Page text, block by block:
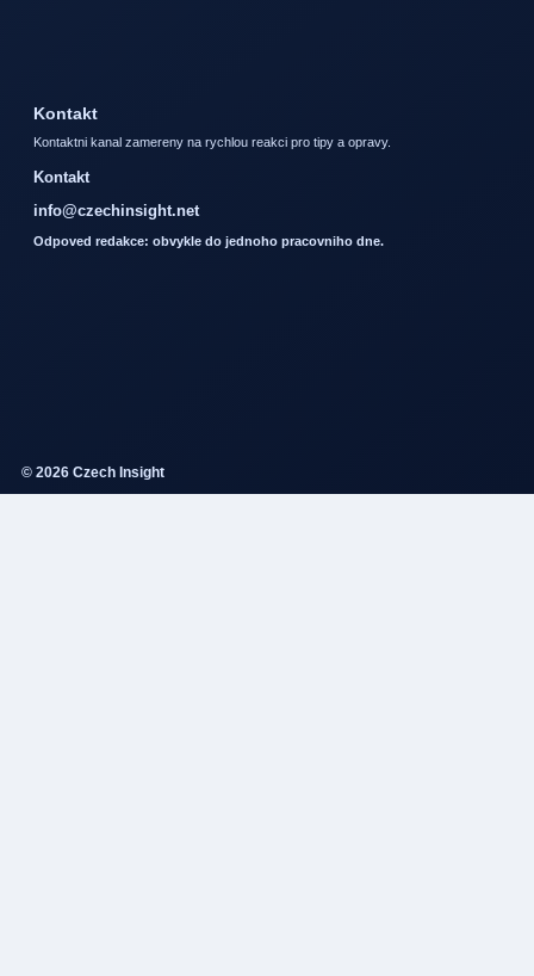
Kontakt
Kontaktni kanal zamereny na rychlou reakci pro tipy a opravy.
Kontakt
info@czechinsight.net
Odpoved redakce: obvykle do jednoho pracovniho dne.
© 2026 Czech Insight